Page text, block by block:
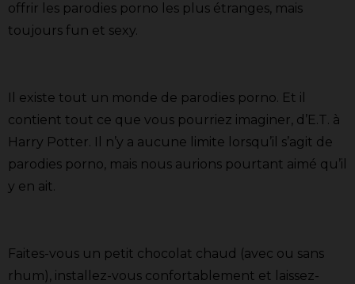
offrir les parodies porno les plus étranges, mais
toujours fun et sexy.
Il existe tout un monde de parodies porno. Et il
contient tout ce que vous pourriez imaginer, d’E.T. à
Harry Potter. Il n’y a aucune limite lorsqu’il s’agit de
parodies porno, mais nous aurions pourtant aimé qu’il
y en ait.
Faites-vous un petit chocolat chaud (avec ou sans
rhum), installez-vous confortablement et laissez-